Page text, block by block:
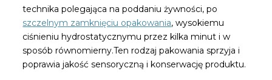
technika polegająca na poddaniu żywności, po
szczelnym zamknięciu opakowania, wysokiemu
ciśnieniu hydrostatycznymu przez kilka minut i w
sposób równomierny.Ten rodzaj pakowania sprzyja i
poprawia jakość sensoryczną i konserwację produktu.